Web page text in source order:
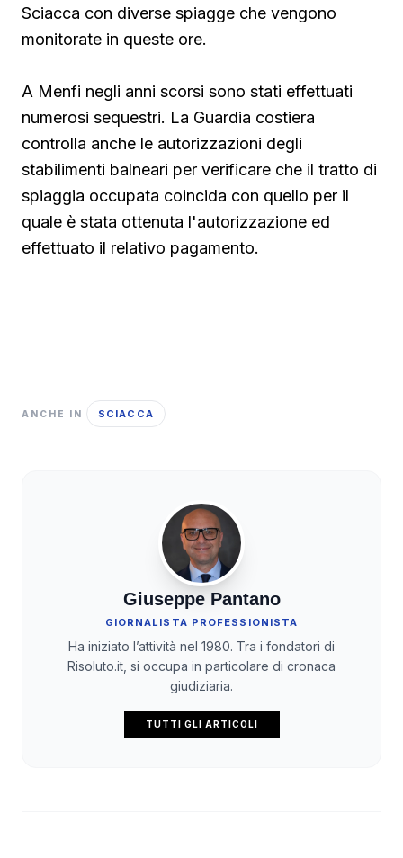
Sciacca con diverse spiagge che vengono
monitorate in queste ore.
A Menfi negli anni scorsi sono stati effettuati
numerosi sequestri. La Guardia costiera
controlla anche le autorizzazioni degli
stabilimenti balneari per verificare che il tratto di
spiaggia occupata coincida con quello per il
quale è stata ottenuta l'autorizzazione ed
effettuato il relativo pagamento.
ANCHE IN SCIACCA
Giuseppe Pantano
GIORNALISTA PROFESSIONISTA
Ha iniziato l’attività nel 1980. Tra i fondatori di
Risoluto.it, si occupa in particolare di cronaca
giudiziaria.
TUTTI GLI ARTICOLI